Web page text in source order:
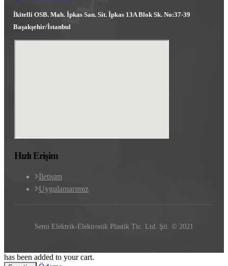
İkitelli OSB. Mah. İpkas San. Sit. İpkas 13A Blok Sk. No:37-39
Başakşehir/İstanbul
Hızlı Erişim
İletişim
Uygulamarımız
Semi Elektrik-Elektronik Plastik Tic. Ltd. Şti. © 2021
has been added to your cart.